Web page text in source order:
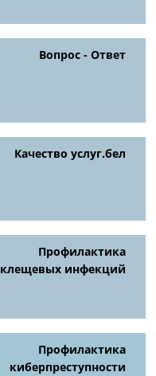
Вопрос - Ответ
Качество услуг.бел
Профилактика
клещевых инфекций
Профилактика
киберпреступности